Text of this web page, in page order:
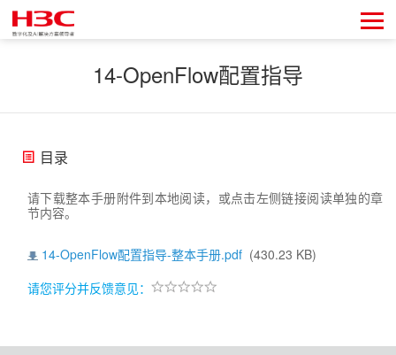
14-OpenFlow配置指导
目录
请下载整本手册附件到本地阅读，或点击左侧链接阅读单独的章
节内容。
14-OpenFlow配置指导-整本手册.pdf (430.23 KB)
请您评分并反馈意见：